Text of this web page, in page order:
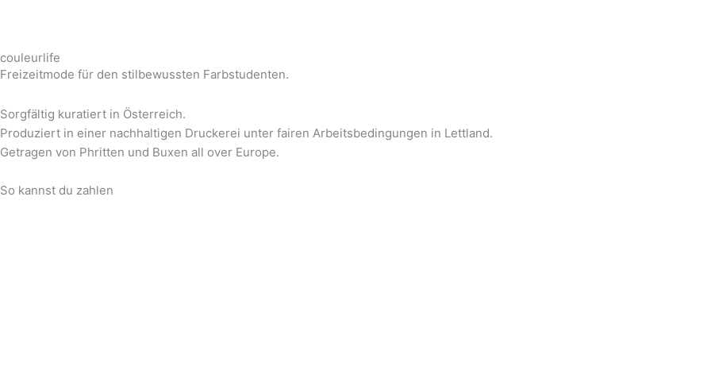
couleurlife
Freizeitmode für den stilbewussten Farbstudenten.
Sorgfältig kuratiert in Österreich.
Produziert in einer nachhaltigen Druckerei unter fairen Arbeitsbedingungen in Lettland.
Getragen von Phritten und Buxen all over Europe.
So kannst du zahlen